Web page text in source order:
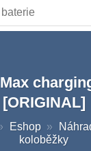
[ORIGINAL]
Eshop »
koloběžky